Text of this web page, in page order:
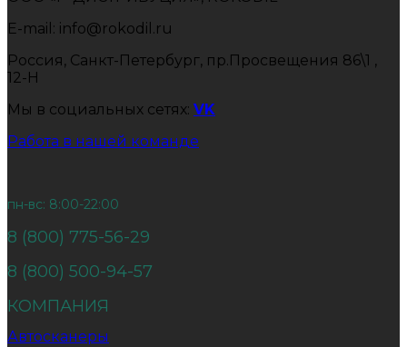
E-mail: info@rokodil.ru
Россия, Санкт-Петербург, пр.Просвещения 86\1 ,
12-Н
Мы в социальных сетях: VK
Работа в нашей команде
пн-вс: 8:00-22:00
8 (800) 775-56-29
8 (800) 500-94-57
КОМПАНИЯ
Автосканеры